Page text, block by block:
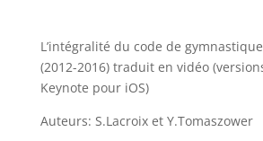
L’intégralité du code de
(2012-2016) traduit en vidéo
Keynote pour iOS)
Auteurs: S.Lacroix et Y.Tomaszower